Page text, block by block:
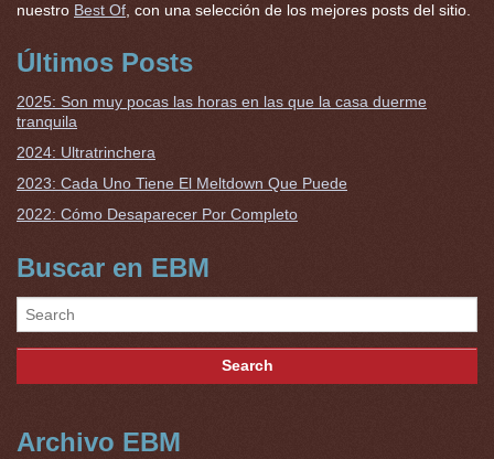
nuestro Best Of, con una selección de los mejores posts del sitio.
Últimos Posts
2025: Son muy pocas las horas en las que la casa duerme
tranquila
2024: Ultratrinchera
2023: Cada Uno Tiene El Meltdown Que Puede
2022: Cómo Desaparecer Por Completo
Buscar en EBM
Archivo EBM